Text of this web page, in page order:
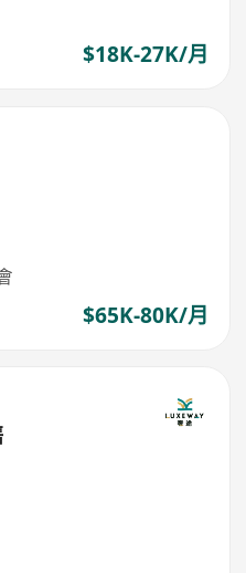
$18K-27K/月
$65K-80K/月